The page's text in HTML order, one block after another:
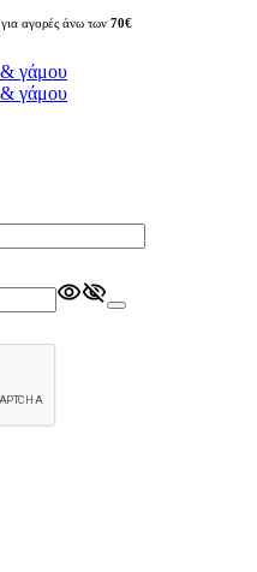
για αγορές άνω των 70€